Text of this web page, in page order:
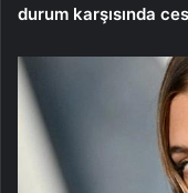
durum karşısında